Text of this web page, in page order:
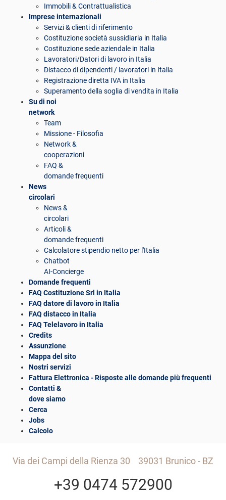
Immobili & Contrattualistica
Imprese internazionali
Servizi & clienti di riferimento
Costituzione società sussidiaria in Italia
Costituzione sede aziendale in Italia
Lavoratori/Datori di lavoro in Italia
Distacco di dipendenti / lavoratori in Italia
Registrazione diretta IVA in Italia
Superamento della soglia di vendita in Italia
Su di noi
network
Team
Missione - Filosofia
Network &
cooperazioni
FAQ &
domande frequenti
News
circolari
News &
circolari
Articoli &
domande frequenti
Calcolatore stipendio netto per l'Italia
Chatbot
AI-Concierge
Domande frequenti
FAQ Costituzione Srl in Italia
FAQ datore di lavoro in Italia
FAQ distacco in Italia
FAQ Telelavoro in Italia
Credits
Assunzione
Mappa del sito
Nostri servizi
Fattura Elettronica - Risposte alle domande più frequenti
Contatti &
dove siamo
Cerca
Jobs
Calcolo
Via dei Campi della Rienza 30 39031 Brunico - BZ
+39 0474 572900